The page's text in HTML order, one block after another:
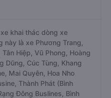
khai thác dòng xe
này là xe Phương Trang,
Hiệp, Vũ Phong, Hoàng
Dũng, Cúc Tùng, Khang
Mai Quyên, Hoa Nho
Thành Phát (Bình
Đông Buslines, Bình